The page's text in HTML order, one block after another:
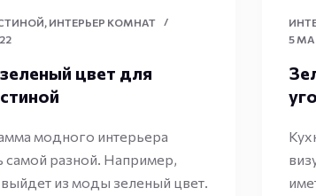
, ИНТЕРЬЕР КОМНАТ
цвет для
модного интерьера
самой разной. Например,
из моды зеленый цвет.
5